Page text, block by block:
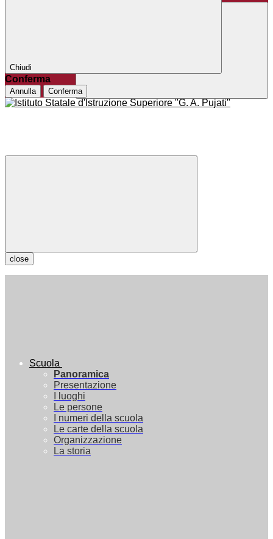
Chiudi
Conferma
Annulla Conferma
close
Scuola
Panoramica
Presentazione
I luoghi
Le persone
I numeri della scuola
Le carte della scuola
Organizzazione
La storia